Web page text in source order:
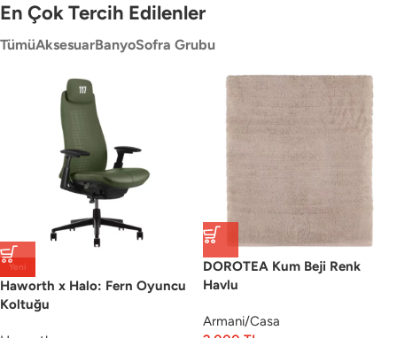
En Çok Tercih Edilenler
TümüAksesuarBanyoSofra Grubu
Yeni
Haworth x Halo: Fern Oyuncu
Koltuğu
DOROTEA Kum Beji Renk
Havlu
Armani/Casa